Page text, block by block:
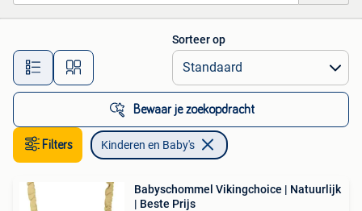
Alle afstanden…
Sorteer op
Bewaar je zoekopdracht
Filters Kinderen en Baby's
Babyschommel Vikingchoice | Natuurlijk
| Beste Prijs